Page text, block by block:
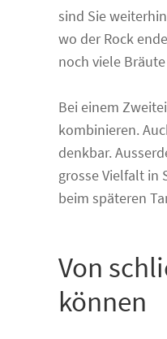
sind Sie
wo der Rock
noch viele
Bei einem
kombinieren.
denkbar.
grosse Vielfalt in
beim späteren
Von
können